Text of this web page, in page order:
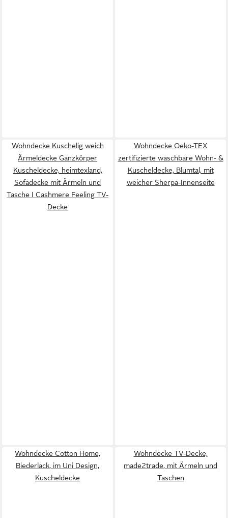
Wohndecke Kuschelig weich
Ärmeldecke Ganzkörper
Kuscheldecke, heimtexland,
Sofadecke mit Ärmeln und
Tasche I Cashmere Feeling TV-
Decke
Wohndecke Oeko-TEX
zertifizierte waschbare Wohn- &
Kuscheldecke, Blumtal, mit
weicher Sherpa-Innenseite
Wohndecke Cotton Home,
Biederlack, im Uni Design,
Kuscheldecke
Wohndecke TV-Decke,
made2trade, mit Ärmeln und
Taschen